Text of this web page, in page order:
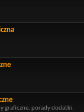
graficzne, porady dodatki.